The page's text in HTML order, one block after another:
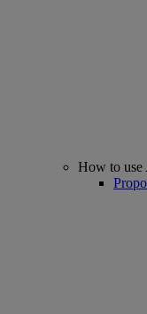
How to use